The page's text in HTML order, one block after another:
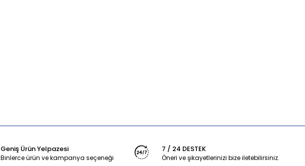
Geniş Ürün Yelpazesi
Binlerce ürün ve kampanya seçeneği
7 / 24 DESTEK
Öneri ve şikayetlerinizi bize iletebilirsiniz.